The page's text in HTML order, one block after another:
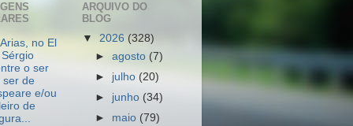
no El
o ser
ser de
e/ou
de
ARQUIVO DO
BLOG
▼ 2026 (328)
►agosto (7)
► julho (20)
► junho (34)
► maio (79)